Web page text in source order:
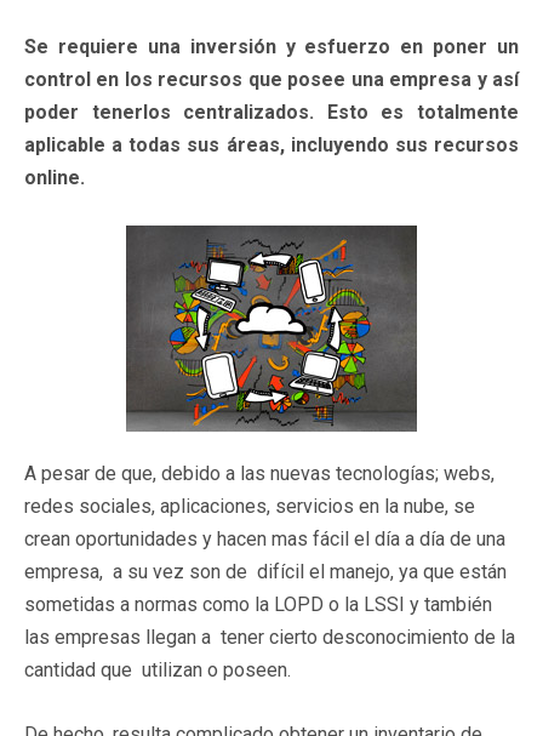
Se requiere una inversión y esfuerzo en poner un
control en los recursos que posee una empresa y así
poder tenerlos centralizados. Esto es totalmente
aplicable a todas sus áreas, incluyendo sus recursos
online.
A pesar de que, debido a las nuevas tecnologías; webs,
redes sociales, aplicaciones, servicios en la nube, se
crean oportunidades y hacen mas fácil el día a día de una
empresa, a su vez son de difícil el manejo, ya que están
sometidas a normas como la LOPD o la LSSI y también
las empresas llegan a tener cierto desconocimiento de la
cantidad que utilizan o poseen.